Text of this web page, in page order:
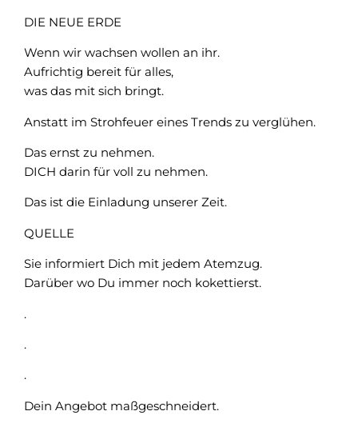
DIE NEUE ERDE
Wenn wir wachsen wollen an ihr.
Aufrichtig bereit für alles,
was das mit sich bringt.
Anstatt im Strohfeuer eines Trends zu verglühen.
Das ernst zu nehmen.
DICH darin für voll zu nehmen.
Das ist die Einladung unserer Zeit.
QUELLE
Sie informiert Dich mit jedem Atemzug.
Darüber wo Du immer noch kokettierst.
.
.
.
Dein Angebot maßgeschneidert.